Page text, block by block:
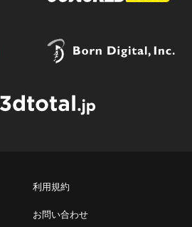
利用規約
お問い合わせ